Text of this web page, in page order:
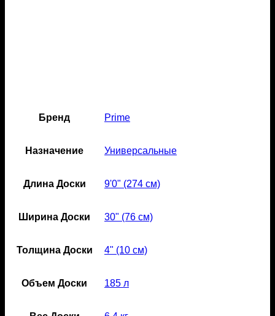
Бренд Prime
Назначение Универсальные
Длина Доски 9'0" (274 см)
Ширина Доски 30" (76 см)
Толщина Доски 4" (10 см)
Объем Доски 185 л